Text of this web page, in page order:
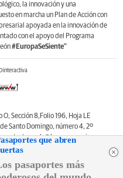
la innovación y una
en marcha un Plan de Acción con
apoyada en la innovación de
con el apoyo del Programa
#EuropaSeSiente”
Sección 8,Folio 196, Hoja LE
Santo Domingo, número 4, 2º
contacto: web@lanuevacronica.com.
Incluye contenidos de la
que abren
pasaportes más